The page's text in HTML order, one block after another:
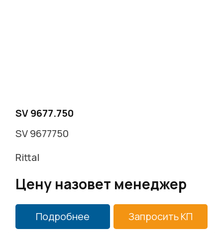
SV 9677.750
SV 9677750
Rittal
Цену назовет менеджер
Подробнее Запросить КП